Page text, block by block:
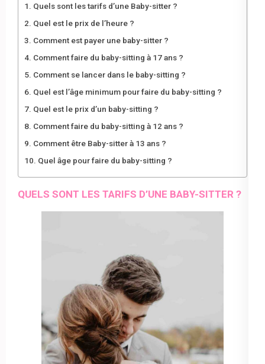
Quels sont les tarifs d’une Baby-sitter ?
Quel est le prix de l’heure ?
Comment est payer une baby-sitter ?
Comment faire du baby-sitting à 17 ans ?
Comment se lancer dans le baby-sitting ?
Quel est l’âge minimum pour faire du baby-sitting ?
Quel est le prix d’un baby-sitting ?
Comment faire du baby-sitting à 12 ans ?
Comment être Baby-sitter à 13 ans ?
Quel âge pour faire du baby-sitting ?
QUELS SONT LES TARIFS D’UNE BABY-SITTER ?